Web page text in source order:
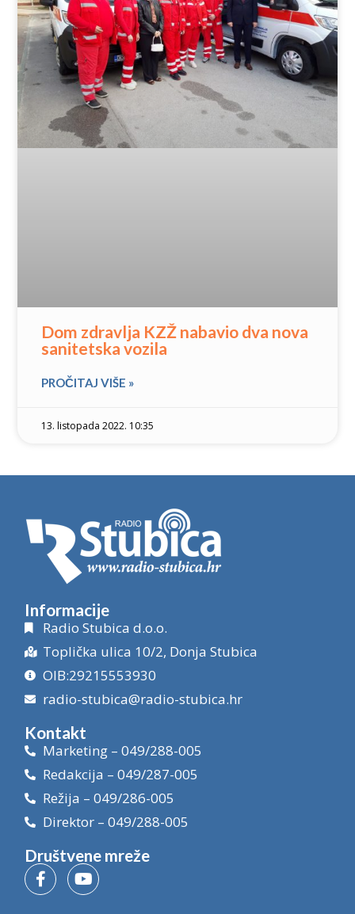
Dom zdravlja KZŽ nabavio dva nova
sanitetska vozila
PROČITAJ VIŠE »
13. listopada 2022. 10:35
Informacije
Radio Stubica d.o.o.
Toplička ulica 10/2, Donja Stubica
OIB:29215553930
radio-stubica@radio-stubica.hr
Kontakt
Marketing – 049/288-005
Redakcija – 049/287-005
Režija – 049/286-005
Direktor – 049/288-005
Društvene mreže